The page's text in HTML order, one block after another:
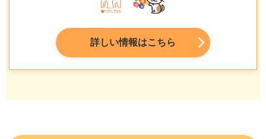
詳しい情報はこちら